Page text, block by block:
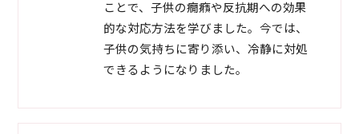
ことで、子供の癇癪や反抗期への効果
的な対応方法を学びました。今では、
子供の気持ちに寄り添い、冷静に対処
できるようになりました。